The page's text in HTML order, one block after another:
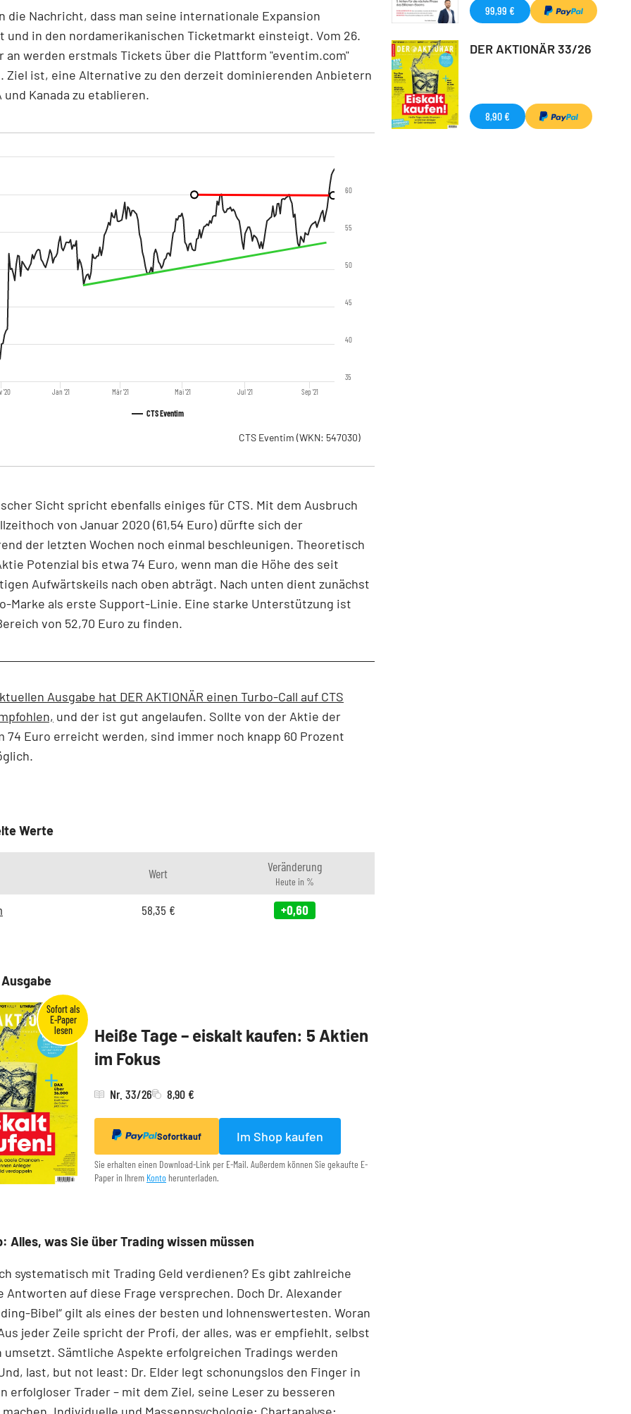
die Nachricht, dass man seine internationale Expansion
und in den nordamerikanischen Ticketmarkt einsteigt. Vom 26.
an werden erstmals Tickets über die Plattform "eventim.com"
Ziel ist, eine Alternative zu den derzeit dominierenden Anbietern
und Kanada zu etablieren.
CTS Eventim
'20 Jan '21 Mär '21 Mai '21 Jul '21 Sep '21
35
40
45
50
55
60
CTS Eventim (WKN: 547030)
Sicht spricht ebenfalls einiges für CTS. Mit dem Ausbruch
von Januar 2020 (61,54 Euro) dürfte sich der
der letzten Wochen noch einmal beschleunigen. Theoretisch
Potenzial bis etwa 74 Euro, wenn man die Höhe des seit
Aufwärtskeils nach oben abträgt. Nach unten dient zunächst
Marke als erste Support-Linie. Eine starke Unterstützung ist
von 52,70 Euro zu finden.
Ausgabe hat DER AKTIONÄR einen Turbo-Call auf CTS
und der ist gut angelaufen. Sollte von der Aktie der
74 Euro erreicht werden, sind immer noch knapp 60 Prozent
Werte
Wert Veränderung
Heute in %
58,35 € +0,60
Heiße Tage – eiskalt kaufen: 5 Aktien
im Fokus
Nr. 33/26 8,90 €
Sofortkauf Im Shop kaufen
Sie erhalten einen Download-Link per E-Mail. Außerdem können Sie gekaufte E-
Paper in Ihrem Konto herunterladen.
Alles, was Sie über Trading wissen müssen
systematisch mit Trading Geld verdienen? Es gibt zahlreiche
Antworten auf diese Frage versprechen. Doch Dr. Alexander
Bibel“ gilt als eines der besten und lohnenswertesten. Woran
jeder Zeile spricht der Profi, der alles, was er empfiehlt, selbst
Sämtliche Aspekte erfolgreichen Tradings werden
last, but not least: Dr. Elder legt schonungslos den Finger in
erfolgloser Trader – mit dem Ziel, seine Leser zu besseren
99,99 €
DER AKTIONÄR 33/26
8,90 €